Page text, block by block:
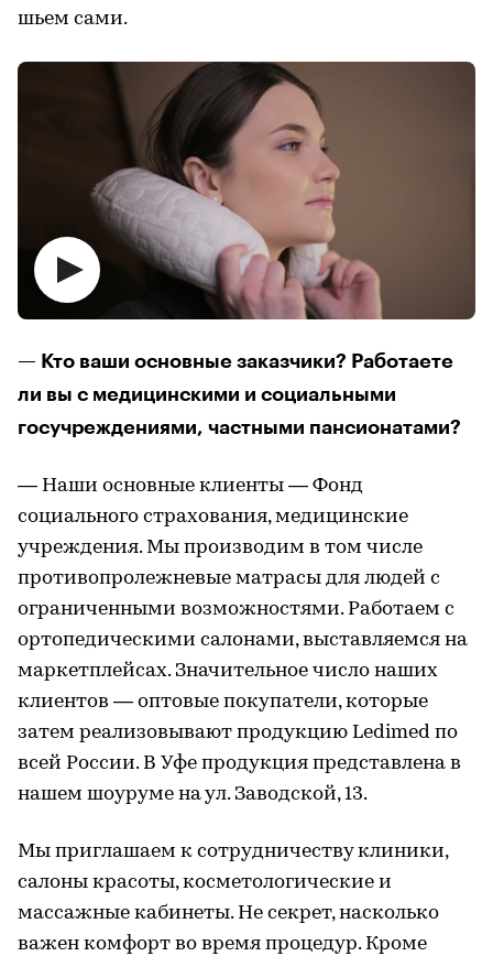
шьем сами.
— Кто ваши основные заказчики? Работаете
ли вы с медицинскими и социальными
госучреждениями, частными пансионатами?
— Наши основные клиенты — Фонд
социального страхования, медицинские
учреждения. Мы производим в том числе
противопролежневые матрасы для людей с
ограниченными возможностями. Работаем с
ортопедическими салонами, выставляемся на
маркетплейсах. Значительное число наших
клиентов — оптовые покупатели, которые
затем реализовывают продукцию Ledimed по
всей России. В Уфе продукция представлена в
нашем шоуруме на ул. Заводской, 13.
Мы приглашаем к сотрудничеству клиники,
салоны красоты, косметологические и
массажные кабинеты. Не секрет, насколько
важен комфорт во время процедур. Кроме